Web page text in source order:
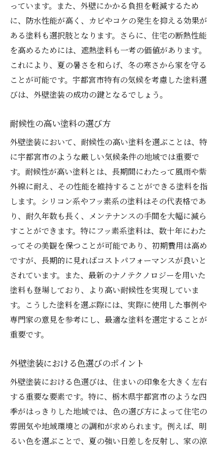
っています。また、外壁にかかる負担を軽減するため
に、防水性能が高く、カビやコケの発生を抑える効果が
ある塗料も選択肢となります。さらに、住宅の断熱性能
を高めるためには、遮熱塗料も一考の価値があります。
これにより、夏の暑さを和らげ、冬の寒さから家を守る
ことが可能です。宇都宮市特有の気候を考慮した塗料選
びは、外壁塗装の成功の鍵となるでしょう。
耐候性の高い塗料の選び方
外壁塗装において、耐候性の高い塗料を選ぶことは、特
に宇都宮市のような厳しい気候条件の地域では重要で
す。耐候性が高い塗料とは、長期間にわたって風雨や紫
外線に耐え、その性能を維持することができる塗料を指
します。シリコン系やフッ素系の塗料はその代表格であ
り、耐久年数も長く、メンテナンスの手間を大幅に減ら
すことができます。特にフッ素系塗料は、数十年にわた
ってその美観を保つことが可能であり、初期費用は高め
ですが、長期的に見ればコストパフォーマンスが良いと
されています。また、最新のナノテクノロジーを用いた
塗料も登場しており、より高い耐候性を実現していま
す。こうした塗料を選ぶ際には、実際に使用した事例や
専門家の意見を参考にし、最適な塗料を選定することが
重要です。
外壁塗装における色選びのポイント
外壁塗装における色選びは、住まいの印象を大きく左右
する重要な要素です。特に、栃木県宇都宮市のような四
季がはっきりした地域では、色の選び方によって住宅の
雰囲気や地域環境との調和が求められます。例えば、明
るい色を選ぶことで、夏の強い日差しを反射し、家の涼